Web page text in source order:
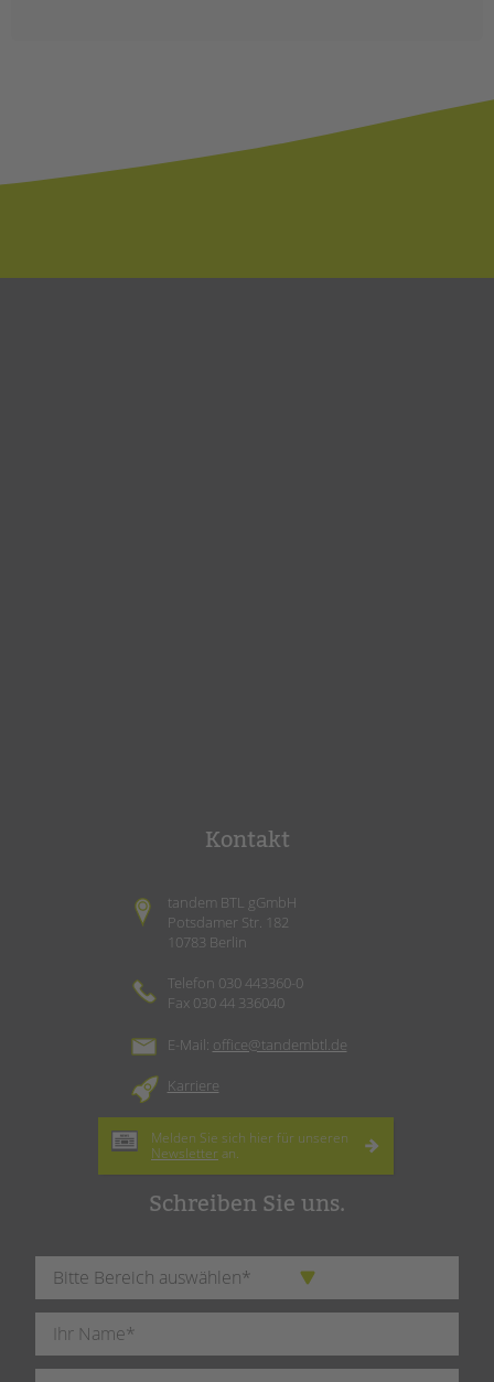
Kontakt
tandem BTL gGmbH
Potsdamer Str. 182
10783 Berlin
Telefon 030 443360-0
Fax 030 44 336040
E-Mail: office@tandembtl.de
Karriere
Melden Sie sich hier für unseren
Newsletter an.
Schreiben Sie uns.